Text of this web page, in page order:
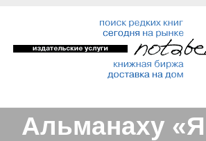
Альманаху «Я